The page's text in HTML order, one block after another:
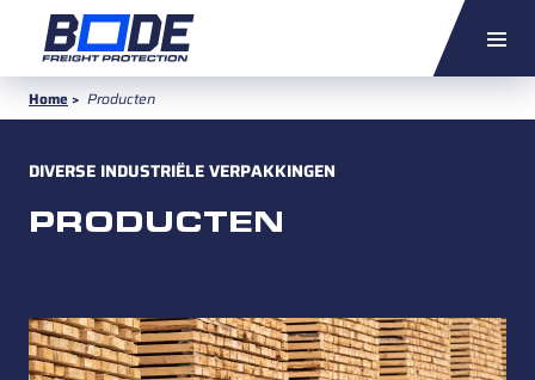
NL VRAAG OFFERTE AAN
Home> Producten
DIVERSE INDUSTRIËLE VERPAKKINGEN
PRODUCTEN